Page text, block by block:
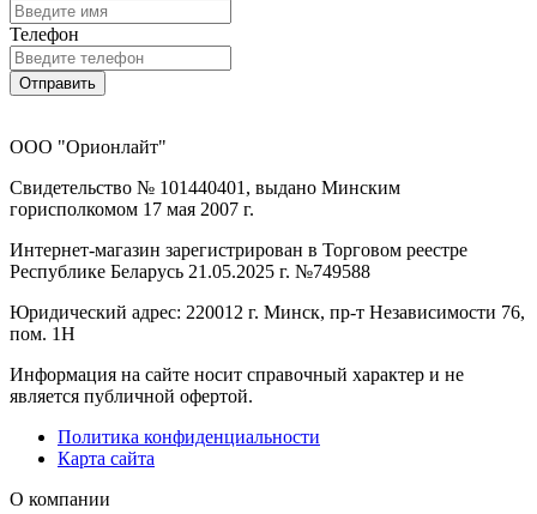
Телефон
Отправить
ООО "Орионлайт"
Свидетельство № 101440401, выдано Минским
горисполкомом 17 мая 2007 г.
Интернет-магазин зарегистрирован в Торговом реестре
Республике Беларусь 21.05.2025 г. №749588
Юридический адрес: 220012 г. Минск, пр-т Независимости 76,
пом. 1Н
Информация на сайте носит справочный характер и не
является публичной офертой.
Политика конфиденциальности
Карта сайта
О компании